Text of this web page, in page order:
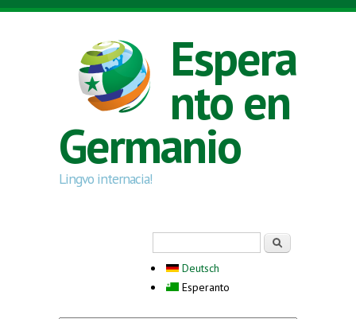
Skip to main content
Espera
nto en
Germanio
Lingvo internacia!
Deutsch
Esperanto